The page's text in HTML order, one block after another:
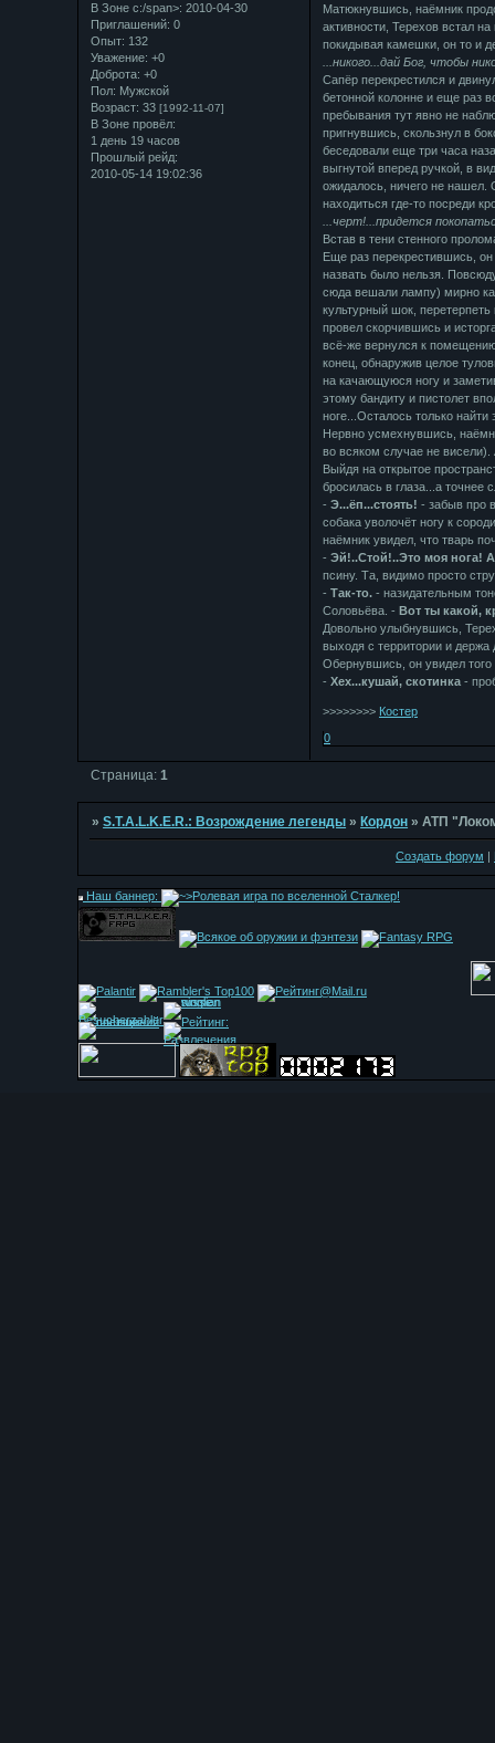
В Зоне с:/span>: 2010-04-30
Приглашений: 0
Опыт: 132
Уважение: +0
Доброта: +0
Пол: Мужской
Возраст: 33 [1992-11-07]
В Зоне провёл:
1 день 19 часов
Прошлый рейд:
2010-05-14 19:02:36
Матюкнувшись, наёмник
активности, Терехов встал
покидывая камешки, он то и
...никого...дай Бог, чтобы
Сапёр перекрестился и
бетонной колонне и еще раз
пребывания тут явно не
пригнувшись, скользнул в
беседовали еще три часа
выгнутой вперед ручкой, в
ожидалось, ничего не нашел.
находиться где-то посреди
...черт!...придется
Встав в тени стенного
Еще раз перекрестившись,
назвать было нельзя.
сюда вешали лампу) мирно
культурный шок,
провел скорчившись и
всё-же вернулся к
конец, обнаружив целое
на качающуюся ногу и
этому бандиту и пистолет
ноге...Осталось только найти
Нервно усмехнувшись,
во всяком случае не висели).
Выйдя на открытое
бросилась в глаза...а точнее
-Э...ёп...стоять! - забыв про
собака уволочёт ногу к
наёмник увидел, что тварь
-Эй!..Стой!..Это моя нога! А
псину. Та, видимо просто
-Так-то. - назидательным
Соловьёва. - Вот ты какой,
Довольно улыбнувшись,
выходя с территории и
Обернувшись, он увидел
-Хех...кушай, скотинка -
>>>>>>>> Костер
0
Страница:1
»S.T.A.L.K.E.R.: Возрождение легенды » Кордон »АТП
Создать форум
Наш баннер: